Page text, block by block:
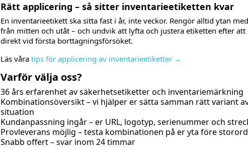
Rätt applicering – så sitter inventarieetiketten kvar
En inventarieetikett ska sitta fast i år, inte veckor. Rengör alltid ytan
från mitten och utåt – och undvik att lyfta och justera etiketten efter
direkt vid första borttagningsförsöket.
Läs våra tips för applicering av inventarieetiketter →
Varför välja oss?
36 års erfarenhet av säkerhetsetiketter och inventariemärkning
Kombinationsöversikt – vi hjälper er sätta samman rätt variant
situation
Kundanpassning ingår – er URL, logotyp, serienummer och
Provleverans möjlig – testa kombinationen på er yta före
Snabb offert – svar inom 24 timmar